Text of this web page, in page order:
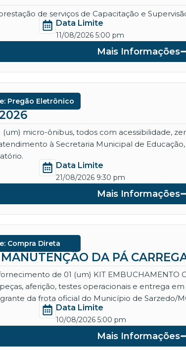
de serviços de Capacitação e
Data Limite
11/08/2026 5:00 pm
Mais Informações
Pregão Eletrônico
(um) micro-ônibus, todos com acessibilidade,
à Secretaria Municipal de
Data Limite
21/08/2026 9:30 pm
Mais Informações
Compra Direta
DA PÁ
de 01 (um) KIT EMBUCHAMENTO
aferição, testes operacionais e entrega
da frota oficial do Município de Sarzedo/
Data Limite
10/08/2026 5:00 pm
Mais Informações